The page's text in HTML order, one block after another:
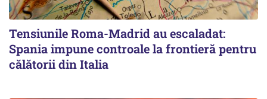
Tensiunile Roma-Madrid au escaladat:
Spania impune controale la frontieră pentru
călătorii din Italia